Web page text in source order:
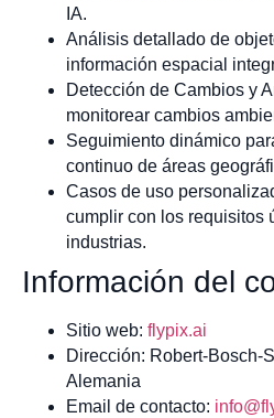
IA.
Análisis detallado de
información espacial
Detección de Cambios y
monitorear cambios
Seguimiento dinámico
continuo de áreas
Casos de uso
cumplir con los requisitos
industrias.
Información del
Sitio web: flypix.ai
Dirección: Robert-Bosch-
Alemania
Email de contacto: